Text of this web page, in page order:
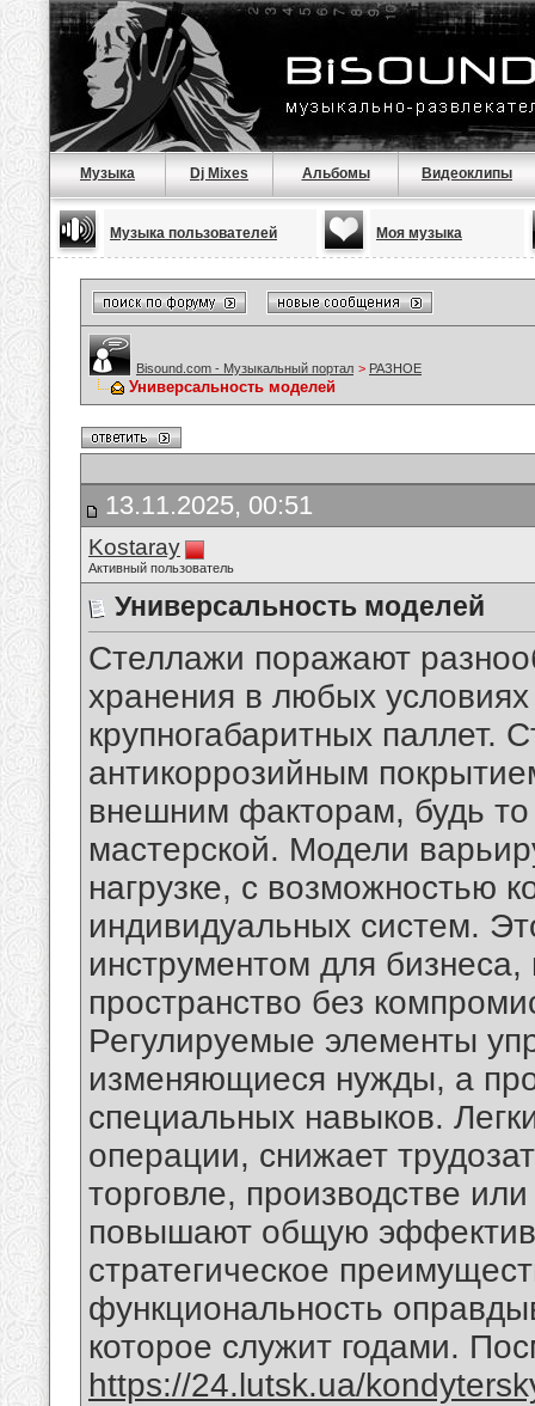
Музыка Dj Mixes Альбомы Видеоклипы
Музыка пользователей Моя музыка
Bisound.com - Музыкальный портал > РАЗНОЕ
Универсальность моделей
13.11.2025, 00:51
Kostaray
Активный пользователь
Универсальность моделей
Стеллажи поражают
хранения в любых
крупногабаритных паллет.
антикоррозийным
внешним факторам, будь
мастерской. Модели
нагрузке, с возможностью
индивидуальных систем.
инструментом для
пространство без
Регулируемые элементы
изменяющиеся нужды, а
специальных навыков.
операции, снижает
торговле, производстве
повышают общую
стратегическое
функциональность
которое служит годами.
https://24.lutsk.ua/